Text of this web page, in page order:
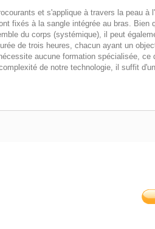
et s'applique à travers la peau à
fixés à la sangle intégrée au bras. Bien
du corps (systémique), il peut
de trois heures, chacun ayant un
aucune formation spécialisée, ce
de notre technologie, il suffit